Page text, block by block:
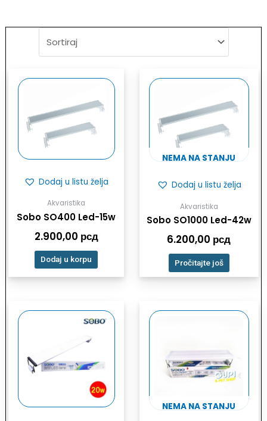
Dodaj u listu želja
Akvaristika
Sobo SO400 Led-15w
2.900,00 рсд
Dodaj u korpu
NEMA NA STANJU
Dodaj u listu želja
Akvaristika
Sobo SO1000 Led-42w
6.200,00 рсд
Pročitajte još
NEMA NA STANJU